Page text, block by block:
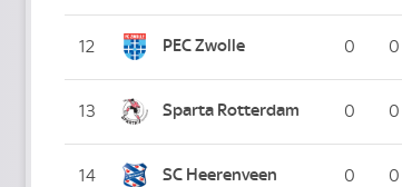
12 PEC Zwolle 0 0
13 Sparta Rotterdam 0 0
14 SC Heerenveen 0 0